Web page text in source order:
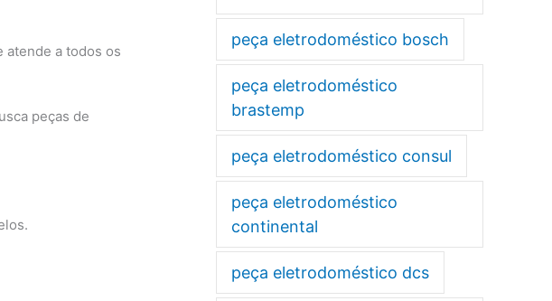
atende a todos os
peças de
peça eletrodoméstico bosch
peça eletrodoméstico
brastemp
peça eletrodoméstico consul
peça eletrodoméstico
continental
peça eletrodoméstico dcs